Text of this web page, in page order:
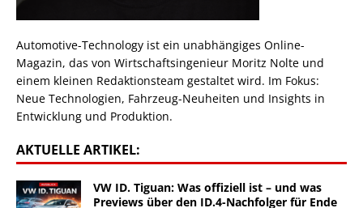
Automotive-Technology ist ein unabhängiges Online-
Magazin, das von Wirtschaftsingenieur Moritz Nolte und
einem kleinen Redaktionsteam gestaltet wird. Im Fokus:
Neue Technologien, Fahrzeug-Neuheiten und Insights in
Entwicklung und Produktion.
AKTUELLE ARTIKEL:
VW ID. Tiguan: Was offiziell ist – und was
Previews über den ID.4-Nachfolger für Ende